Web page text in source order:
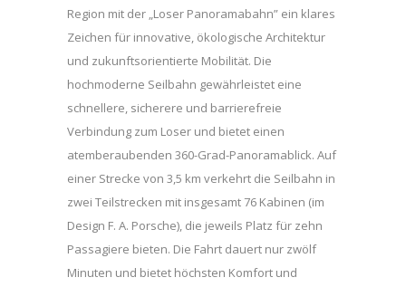
Region mit der „Loser Panoramabahn” ein klares
Zeichen für innovative, ökologische Architektur
und zukunftsorientierte Mobilität. Die
hochmoderne Seilbahn gewährleistet eine
schnellere, sicherere und barrierefreie
Verbindung zum Loser und bietet einen
atemberaubenden 360-Grad-Panoramablick. Auf
einer Strecke von 3,5 km verkehrt die Seilbahn in
zwei Teilstrecken mit insgesamt 76 Kabinen (im
Design F. A. Porsche), die jeweils Platz für zehn
Passagiere bieten. Die Fahrt dauert nur zwölf
Minuten und bietet höchsten Komfort und